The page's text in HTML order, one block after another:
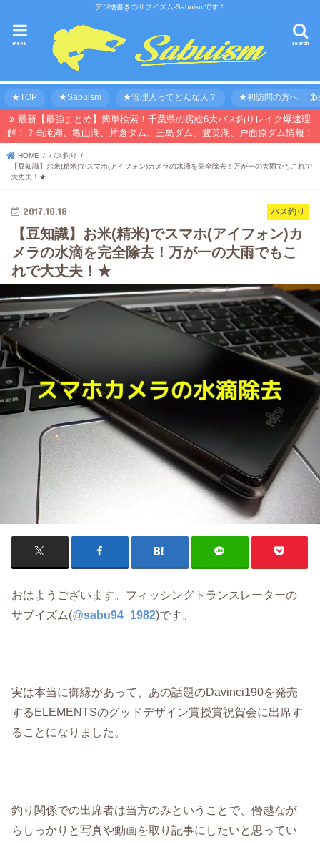
デジ物書きのサブイズム-Sabuismです！
search
menu
★TOP ★Sabuism ★管理人ってどんな人？ ★初訪問の方へ 【
最新【最強まとめ】簡単検索！千葉県の房総6大バス釣りレイク爆速理
解！？高滝湖、亀山湖、片倉ダム、三島ダム、豊英湖、戸面原ダム情報！
HOME
バス釣り
【豆知識】お米(精米)でスマホ(アイフォン)カメラの水滴を完全除去！万が一の大雨でもこれで
大丈夫！★
バス釣り
2017.10.18
【豆知識】お米(精米)でスマホ(アイフォン)カ
メラの水滴を完全除去！万が一の大雨でもこ
れで大丈夫！★
おはようございます。フィッシングトランスレーターの
サブイズム(@sabu94_1982)です。
実は本当に御縁があって、あの話題のDavinci190を発売
するELEMENTSのグッドデザイン賞授賞祝賀会に出席す
ることになりました。
釣り関係での出席者は当方のみということで、僭越なが
らしっかりと写真や動画を取り記事にしたいと思ってい